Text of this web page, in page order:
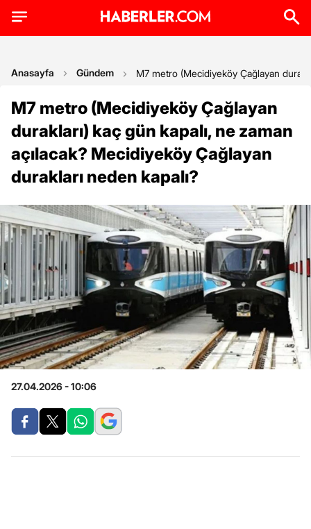
Anasayfa Gündem M7 metro (Mecidiyeköy Çağlayan
M7 metro (Mecidiyeköy Çağlayan
durakları) kaç gün kapalı, ne zaman
açılacak? Mecidiyeköy Çağlayan
durakları neden kapalı?
27.04.2026 - 10:06